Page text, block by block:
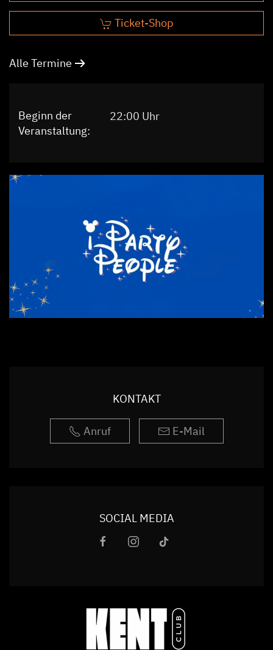
Ticket-Shop
Alle Termine
Beginn der
Veranstaltung:
22:00 Uhr
KONTAKT
Anruf E-Mail
SOCIAL MEDIA